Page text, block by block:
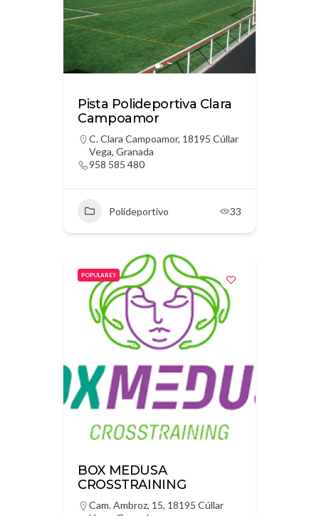
Pista Polideportiva Clara
Campoamor
C. Clara Campoamor, 18195 Cúllar
Vega, Granada
958 585 480
Polideportivo 33
POPULARES
BOX MEDUSA
CROSSTRAINING
Cam. Ambroz, 15, 18195 Cúllar